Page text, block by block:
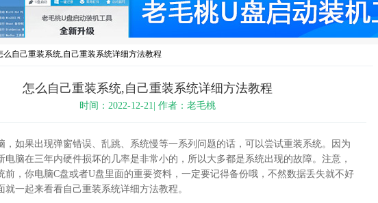
么自己重装系统,自己重装系统详细方法教程
怎么自己重装系统,自己重装系统详细方法教程
时间：2022-12-21| 作者：老毛桃
，如果出现弹窗错误、乱跳、系统慢等一系列问题的话，可以尝试重装系统。因为
电脑在三年内硬件损坏的几率是非常小的，所以大多都是系统出现的故障。注意，
前，你电脑C盘或者U盘里面的重要资料，一定要记得备份哦，不然数据丢失就不好
就一起来看看自己重装系统详细方法教程。